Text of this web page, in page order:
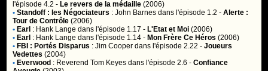
l'épisode 4.2 - Le revers de la médaille (2006)
• Standoff : les Négociateurs :John Barnes dans l'épisode 1.2 -Alerte :
Tour de Contrôle (2006)
• Earl : Hank Lange dans l'épisode 1.17 - L'Etat et Moi (2006)
• Earl : Hank Lange dans l'épisode 1.14 - Mon Frère Ce Héros (2006)
• FBI : Portés Disparus :Jim Cooper dans l'épisode 2.22 -Joueurs
Vedettes (2004)
• Everwood : Reverend Tom Keyes dans l'épisode 2.6 -Confiance